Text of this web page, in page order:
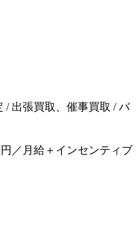
/ 出張買取、催事買取 / バ
／月給＋インセンティブ